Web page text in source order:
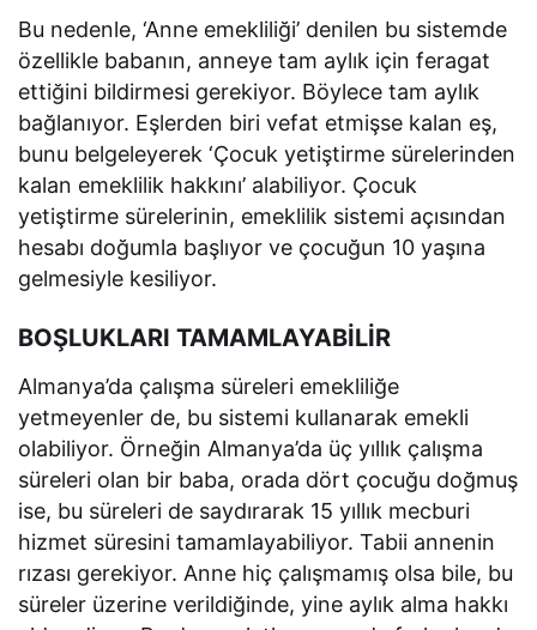
Bu nedenle, ‘Anne emekliliği’ denilen bu sistemde
özellikle babanın, anneye tam aylık için feragat
ettiğini bildirmesi gerekiyor. Böylece tam aylık
bağlanıyor. Eşlerden biri vefat etmişse kalan eş,
bunu belgeleyerek ‘Çocuk yetiştirme sürelerinden
kalan emeklilik hakkını’ alabiliyor. Çocuk
yetiştirme sürelerinin, emeklilik sistemi açısından
hesabı doğumla başlıyor ve çocuğun 10 yaşına
gelmesiyle kesiliyor.
BOŞLUKLARI TAMAMLAYABİLİR
Almanya’da çalışma süreleri emekliliğe
yetmeyenler de, bu sistemi kullanarak emekli
olabiliyor. Örneğin Almanya’da üç yıllık çalışma
süreleri olan bir baba, orada dört çocuğu doğmuş
ise, bu süreleri de saydırarak 15 yıllık mecburi
hizmet süresini tamamlayabiliyor. Tabii annenin
rızası gerekiyor. Anne hiç çalışmamış olsa bile, bu
süreler üzerine verildiğinde, yine aylık alma hakkı